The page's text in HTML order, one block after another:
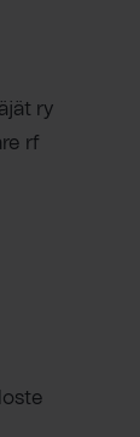
ry
rf